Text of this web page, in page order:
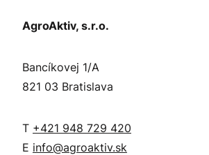
AgroAktiv, s.r.o.
Bancíkovej 1/A
821 03 Bratislava
T +421 948 729 420
E info@agroaktiv.sk